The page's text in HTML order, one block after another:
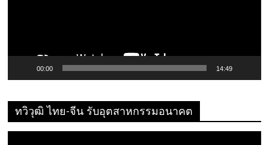
00:00 14:49
ทวิวุฒิ ไทย-จีน รับอุตสาหกรรมอนาคต